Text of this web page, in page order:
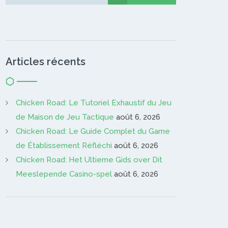
Articles récents
Chicken Road: Le Tutoriel Exhaustif du Jeu
de Maison de Jeu Tactique août 6, 2026
Chicken Road: Le Guide Complet du Game
de Établissement Réfléchi août 6, 2026
Chicken Road: Het Ultieme Gids over Dit
Meeslepende Casino-spel août 6, 2026